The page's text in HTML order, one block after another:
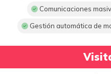
Comunicaciones
Gestión automática de